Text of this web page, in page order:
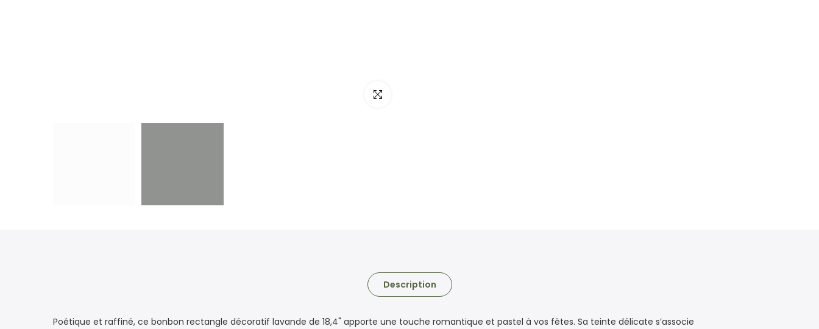
Cliquez pour agrandir
Description
Poétique et raffiné, ce bonbon rectangle décoratif lavande de 18,4" apporte une touche romantique et pastel à vos fêtes. Sa teinte délicate s’associe